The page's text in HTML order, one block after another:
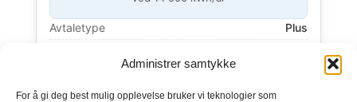
Administrer samtykke
For å gi deg best mulig opplevelse bruker vi teknologier som
Avtaletype
Plus
Bindingstid
Ingen bindingstid